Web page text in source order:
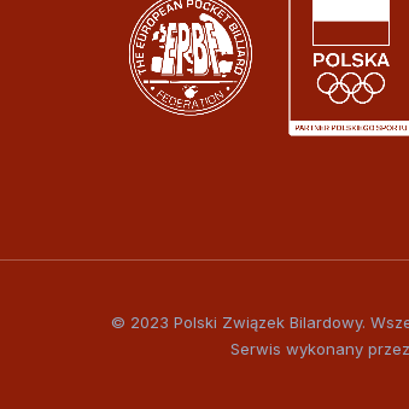
© 2023 Polski Związek Bilardowy.
Serwis wykonany przez